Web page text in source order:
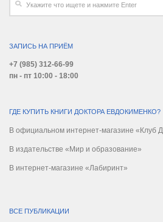
ЗАПИСЬ НА ПРИЁМ
+7 (985) 312-66-99
пн - пт 10:00 - 18:00
ГДЕ КУПИТЬ КНИГИ ДОКТОРА ЕВДОКИМЕНКО?
В официальном интернет-магазине «Клуб
В издательстве «Мир и образование»
В интернет-магазине «Лабиринт»
ВСЕ ПУБЛИКАЦИИ